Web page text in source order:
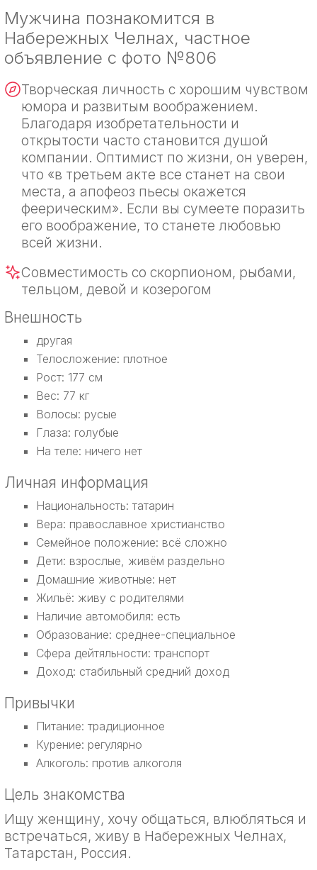
Мужчина познакомится в
Набережных Челнах, частное
объявление с фото №806
Творческая личность с хорошим чувством
юмора и развитым воображением.
Благодаря изобретательности и
открытости часто становится душой
компании. Оптимист по жизни, он уверен,
что «в третьем акте все станет на свои
места, а апофеоз пьесы окажется
феерическим». Если вы сумеете поразить
его воображение, то станете любовью
всей жизни.
Совместимость со скорпионом, рыбами,
тельцом, девой и козерогом
Внешность
другая
Телосложение: плотное
Рост: 177 см
Вес: 77 кг
Волосы: русые
Глаза: голубые
На теле: ничего нет
Личная информация
Национальность: татарин
Вера: православное христианство
Семейное положение: всё сложно
Дети: взрослые, живём раздельно
Домашние животные: нет
Жильё: живу с родителями
Наличие автомобиля: есть
Образование: среднее-специальное
Сфера дейтяльности: транспорт
Доход: стабильный средний доход
Привычки
Питание: традиционное
Курение: регулярно
Алкоголь: против алкоголя
Цель знакомства
Ищу женщину, хочу общаться, влюбляться и
встречаться, живу в Набережных Челнах,
Татарстан, Россия.